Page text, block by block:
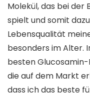
Molekül, das bei der
spielt und somit
Lebensqualität
besonders im Alter.
besten
die auf dem Markt
dass ich das beste